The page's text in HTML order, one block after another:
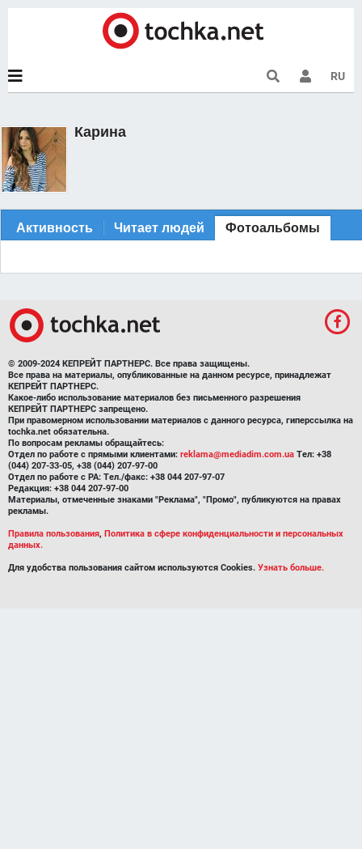
RU
Карина
Активность Читает людей Фотоальбомы
© 2009-2024 КЕПРЕЙТ ПАРТНЕРС. Все права защищены.
Все права на материалы, опубликованные на данном ресурсе, принадлежат
КЕПРЕЙТ ПАРТНЕРС.
Какое-либо использование материалов без письменного разрешения
КЕПРЕЙТ ПАРТНЕРС запрещено.
При правомерном использовании материалов с данного ресурса, гиперссылка на
tochka.net обязательна.
По вопросам рекламы обращайтесь:
Отдел по работе с прямыми клиентами: reklama@mediadim.com.ua Тел: +38
(044) 207-33-05, +38 (044) 207-97-00
Отдел по работе с РА: Тел./факс: +38 044 207-97-07
Редакция: +38 044 207-97-00
Материалы, отмеченные знаками "Реклама", "Промо", публикуются на правах
рекламы.
Правила пользования, Политика в сфере конфиденциальности и персональных
данных.
Для удобства пользования сайтом используются Cookies. Узнать больше.